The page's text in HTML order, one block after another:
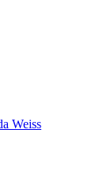
Weiss